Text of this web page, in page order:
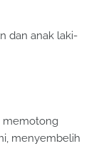
dan anak laki-
memotong
menyembelih